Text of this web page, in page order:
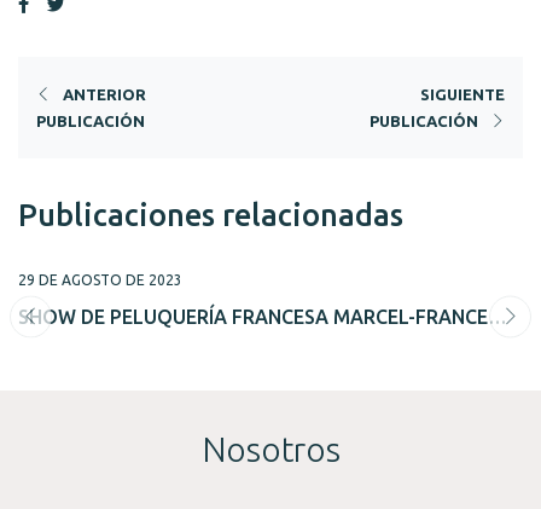
ANTERIOR
PUBLICACIÓN
SIGUIENTE
PUBLICACIÓN
Publicaciones relacionadas
29 DE AGOSTO DE 2023
SHOW DE PELUQUERÍA FRANCESA MARCEL-FRANCE
Nosotros